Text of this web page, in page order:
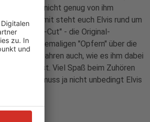
weil ihr nicht genug von ihm
Somit steht euch Elvis rund um
"Directors-Cut" - die Original-
und ehemaligen "Opfern" über die
Wir erfahren auch, wie es ihm dabei
ist. Viel Spaß beim Zuhören
Es muss ja nicht unbedingt Elvis